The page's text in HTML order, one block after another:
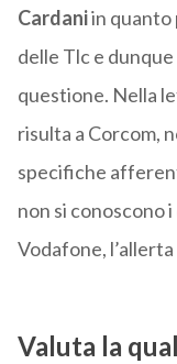
Cardaniin quanto
delle Tlc e
questione. Nella
risulta a Corcom,
specifiche
non si conoscono
Vodafone, l’allerta
Valuta la